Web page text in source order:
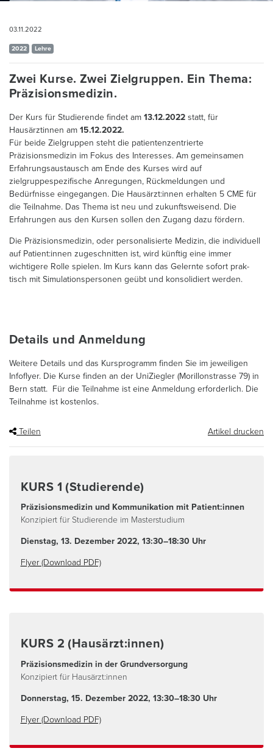
03.11.2022
2022 Lehre
Zwei Kurse. Zwei Zielgruppen. Ein Thema:
Präzisionsmedizin.
Der Kurs für Studierende findet am 13.12.2022 statt, für
Hausärztinnen am 15.12.2022.
Für beide Zielgruppen steht die patientenzentrierte
Präzisionsmedizin im Fokus des Interesses. Am gemeinsamen
Erfahrungsaustausch am Ende des Kurses wird auf
zielgruppespezifische Anregungen, Rückmeldungen und
Bedürfnisse eingegangen. Die Hausärzt:innen erhalten 5 CME für
die Teilnahme. Das Thema ist neu und zukunftsweisend. Die
Erfahrungen aus den Kursen sollen den Zugang dazu fördern.
Die Präzisionsmedizin, oder personalisierte Medizin, die individuell
auf Patient:innen zugeschnitten ist, wird künftig eine immer
wichtigere Rolle spielen. Im Kurs kann das Gelernte sofort prak­
tisch mit Simulationspersonen geübt und konsolidiert werden.
Details und Anmeldung
Weitere Details und das Kursprogramm finden Sie im jeweiligen
Infoflyer. Die Kurse finden an der UniZiegler (Morillonstrasse 79) in
Bern statt. Für die Teilnahme ist eine Anmeldung erforderlich. Die
Teilnahme ist kostenlos.
Teilen Artikel drucken
KURS 1 (Studierende)
Präzisionsmedizin und Kommunikation mit Patient:innen
Konzipiert für Studierende im Masterstudium
Dienstag, 13. Dezember 2022, 13:30–18:30 Uhr
Flyer (Download PDF)
KURS 2 (Hausärzt:innen)
Präzisionsmedizin in der Grundversorgung
Konzipiert für Hausärzt:innen
Donnerstag, 15. Dezember 2022, 13:30–18:30 Uhr
Flyer (Download PDF)